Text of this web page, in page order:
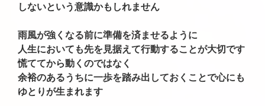
しないという意識かもしれません
雨風が強くなる前に準備を済ませるように
人生においても先を見据えて行動することが大切です
慌ててから動くのではなく
余裕のあるうちに一歩を踏み出しておくことで心にも
ゆとりが生まれます